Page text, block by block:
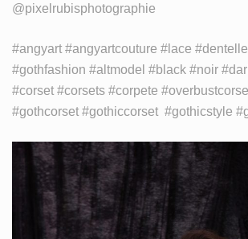
@pixelrubisphotographie
#angyart #angyartcouture #lace
#gothfashion #altmodel #black #noir
#corset #corsets #corpete
#gothcorset #gothiccorset #gothicstyle